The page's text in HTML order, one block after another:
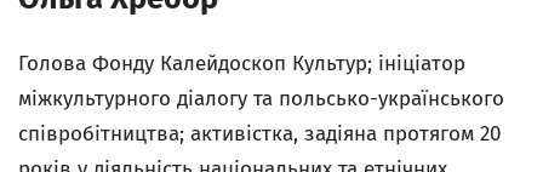
Голова Фонду Калейдоскоп Культур; ініціатор
міжкультурного діалогу та польсько-українського
співробітництва; активістка, задіяна протягом 20